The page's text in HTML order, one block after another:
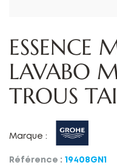
ESSENCE
LAVABO
TROUS
Marque :
Référence : 19408GN1